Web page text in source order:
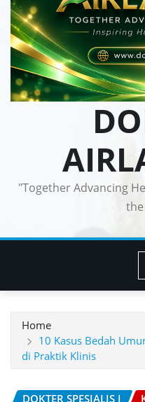
"Together Advancing
Home
10 Kasus Bedah
di Praktik Klinis
DOKTER SPESIALIS I